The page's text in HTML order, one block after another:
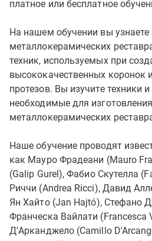
платное или бесплатное
На нашем обучении вы узнаете
металлокерамических
техник, используемых при
высококачественных коронок
протезов. Вы изучите техники
необходимые для изготовления
металлокерамических
Наше обучение проводят
как Мауро Фрадеани (Mauro
(Galip Gurel), Фабио Скутелла
Риччи (Andrea Ricci), Давид
Ян Хайто (Jan Hajtó), Стефано
Франческа Вайлати
Д'Арканджело (Camillo